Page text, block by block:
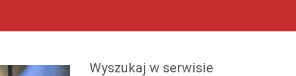
Wyszukaj w serwisie